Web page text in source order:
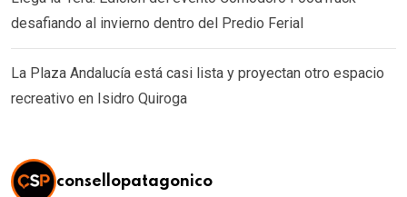
desafiando al invierno dentro del Predio Ferial
La Plaza Andalucía está casi lista y proyectan otro espacio
recreativo en Isidro Quiroga
consellopatagonico